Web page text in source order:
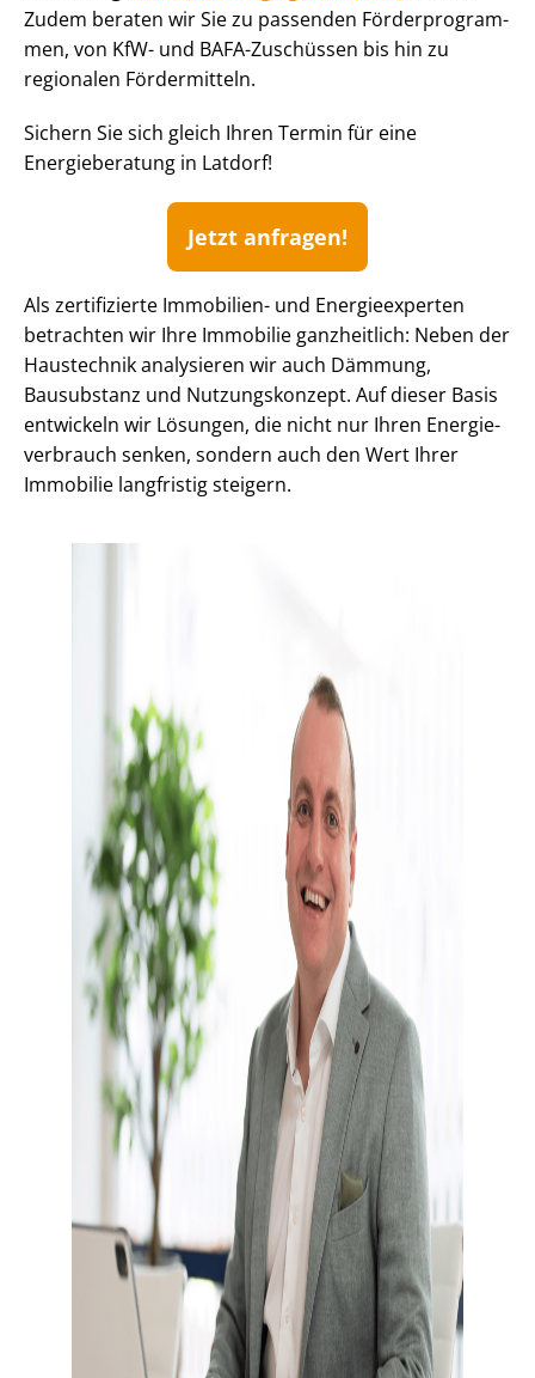
Zudem beraten wir Sie zu passenden För­der­pro­gram­
men, von KfW- und BAFA-Zuschüssen bis hin zu
regionalen Fördermitteln.
Sichern Sie sich gleich Ihren Termin für eine
Energieberatung in Latdorf!
Jetzt anfragen!
Als zertifizierte Immobilien- und Energieexperten
betrachten wir Ihre Immobilie ganzheitlich: Neben der
Haustechnik analysieren wir auch Dämmung,
Bausubstanz und Nutzungskonzept. Auf dieser Basis
entwickeln wir Lösungen, die nicht nur Ihren En­er­gie­
ver­brauch senken, sondern auch den Wert Ihrer
Immobilie langfristig steigern.